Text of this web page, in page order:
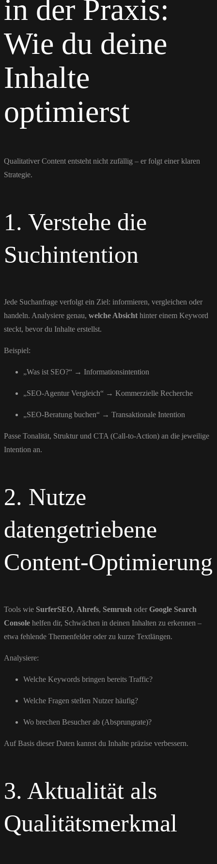
in der Praxis:
Wie du deine
Inhalte
optimierst
Qualitativer Content entsteht nicht zufällig – er folgt einer klaren
Strategie.
1. Verstehe die
Suchintention
Jede Suchanfrage verfolgt ein Ziel: informieren, vergleichen oder
handeln. Analysiere genau, welche Absicht hinter einem Keyword
steckt, bevor du Inhalte erstellst.
Beispiel:
„Was ist SEO?“ → Informationsintention
„SEO-Agentur Vergleich“ → Kommerzielle Recherche
„SEO-Beratung buchen“ → Transaktionale Intention
Passe Tonalität, Struktur und CTA (Call-to-Action) an die jeweilige
Intention an.
2. Nutze
datengetriebene
Content-Optimierung
Tools wie SurferSEO, Ahrefs, Semrush oder Google Search
Console helfen dir, Schwächen in deinen Inhalten zu erkennen –
etwa fehlende Themenfelder oder zu kurze Textlängen.
Analysiere:
Welche Keywords bringen bereits Traffic?
Welche Fragen stellen Nutzer häufig?
Wo brechen Besucher ab (Absprungrate)?
Auf Basis dieser Daten kannst du Inhalte präzise verbessern.
3. Aktualität als
Qualitätsmerkmal